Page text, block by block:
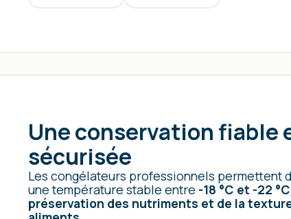
Une conservation fiable
sécurisée
Les congélateurs professionnels permettent
une température stable entre -18 °C et -22 °C
préservation des nutriments et de la